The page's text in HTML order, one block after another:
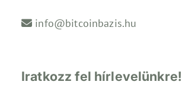
info@bitcoinbazis.hu
Iratkozz fel hírlevelünkre!